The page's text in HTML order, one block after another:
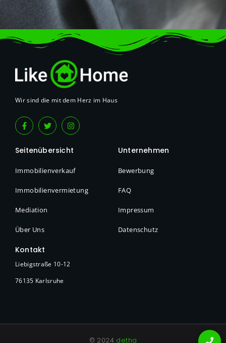
Wir sind die mit dem Herz im Haus
Seitenübersicht
Immobilienverkauf
Immobilienvermietung
Mediation
Über Uns
Unternehmen
Bewerbung
FAQ
Impressum
Datenschutz
Kontakt
Liebigstraße 10-12
76135 Karlsruhe
© 2024 detha